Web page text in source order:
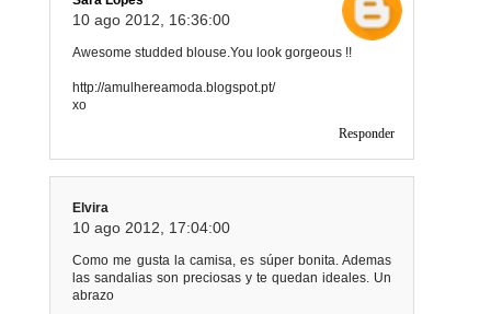
10 ago 2012, 16:36:00
Awesome studded blouse.You look gorgeous !!
http://amulhereamoda.blogspot.pt/
xo
Responder
Elvira
10 ago 2012, 17:04:00
Como me gusta la camisa, es súper bonita. Ademas
las sandalias son preciosas y te quedan ideales. Un
abrazo